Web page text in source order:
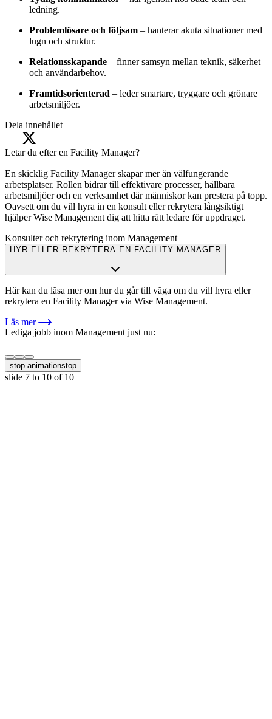
ledning.
Problemlösare och följsam – hanterar akuta situationer med
lugn och struktur.
Relationsskapande – finner samsyn mellan teknik, säkerhet
och användarbehov.
Framtidsorienterad – leder smartare, tryggare och grönare
arbetsmiljöer.
Dela innehållet
Letar du efter en Facility Manager?
En skicklig Facility Manager skapar mer än välfungerande
arbetsplatser. Rollen bidrar till effektivare processer, hållbara
arbetsmiljöer och en verksamhet där människor kan prestera på topp.
Oavsett om du vill hyra in en konsult eller rekrytera långsiktigt
hjälper Wise Management dig att hitta rätt ledare för uppdraget.
Konsulter och rekrytering inom Management
HYR ELLER REKRYTERA EN FACILITY MANAGER
Här kan du läsa mer om hur du går till väga om du vill hyra eller
rekrytera en Facility Manager via Wise Management.
Läs mer
Lediga jobb inom Management just nu:
stop animationstop
slide 7 to 10 of 10